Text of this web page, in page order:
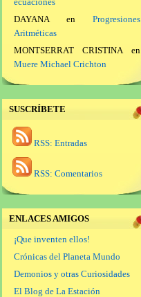
DAYANAen Progresiones
Aritméticas
MONTSERRAT CRISTINAen
Muere Michael Crichton
SUSCRÍBETE
RSS: Entradas
RSS: Comentarios
ENLACES AMIGOS
¡Que inventen ellos!
Crónicas del Planeta Mundo
Demonios y otras Curiosidades
El Blog de La Estación